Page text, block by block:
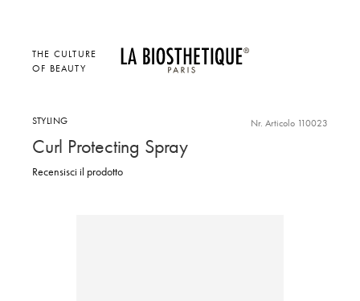
THE CULTURE
OF BEAUTY
STYLING Nr. Articolo 110023
Curl Protecting Spray
Recensisci il prodotto